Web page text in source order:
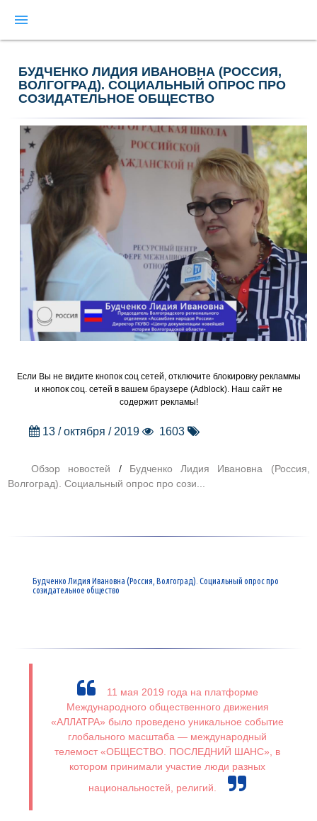
menu
БУДЧЕНКО ЛИДИЯ ИВАНОВНА (РОССИЯ,
ВОЛГОГРАД). СОЦИАЛЬНЫЙ ОПРОС ПРО
СОЗИДАТЕЛЬНОЕ ОБЩЕСТВО
Если Вы не видите кнопок соц сетей, отключите блокировку рекламмы
и кнопок соц. сетей в вашем браузере (Adblock). Наш сайт не
содержит рекламы!
13 / октября / 2019 1603
Обзор новостей /Будченко Лидия Ивановна (Россия,
Волгоград). Социальный опрос про сози...
Будченко Лидия Ивановна (Россия, Волгоград). Социальный опрос про
созидательное общество
11 мая 2019 года на платформе
Международного общественного движения
«АЛЛАТРА» было проведено уникальное событие
глобального масштаба — международный
телемост «ОБЩЕСТВО. ПОСЛЕДНИЙ ШАНС», в
котором принимали участие люди разных
национальностей, религий.